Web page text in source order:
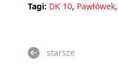
Tagi: DK 10, Pawłówek,
starsze